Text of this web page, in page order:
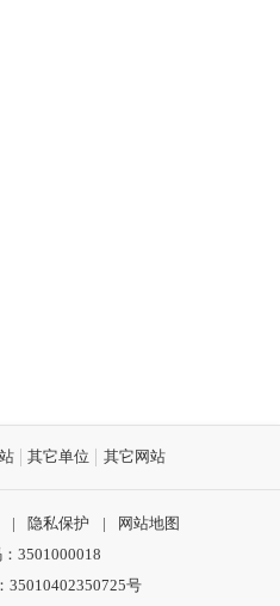
其它单位 其它网站
| 隐私保护 |
网站地图
3501000018
35010402350725号